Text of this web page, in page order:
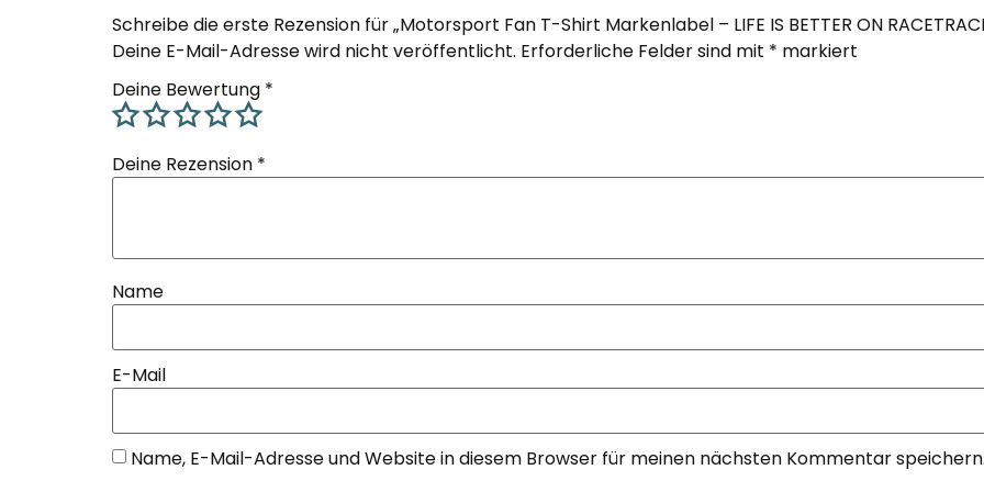
Schreibe die erste Rezension für „Motorsport Fan T-Shirt Markenlabel – LIFE IS BETTER ON
Deine E-Mail-Adresse wird nicht veröffentlicht. Erforderliche Felder sind mit * markiert
Deine Bewertung *
Deine Rezension *
Name
E-Mail
Name, E-Mail-Adresse und Website in diesem Browser für meinen nächsten Kommentar speichern.